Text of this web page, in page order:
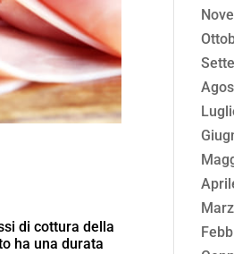
di cottura della
ha una durata